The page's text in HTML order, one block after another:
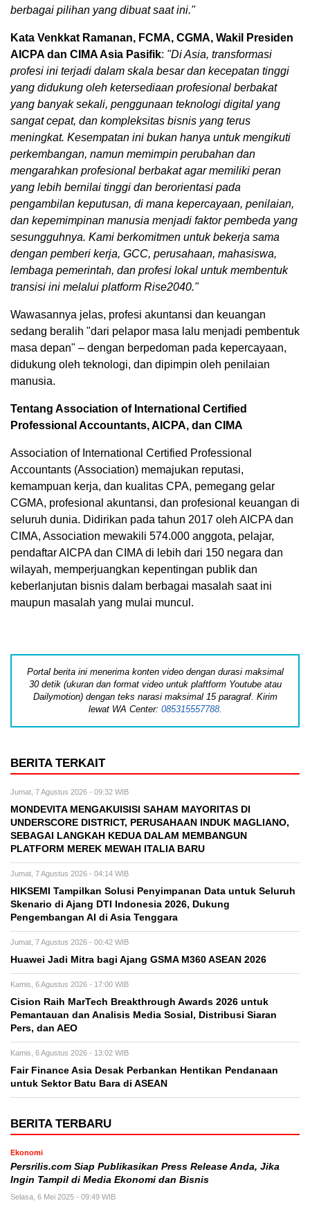
berbagai pilihan yang dibuat saat ini."
Kata Venkkat Ramanan, FCMA, CGMA, Wakil Presiden
AICPA dan CIMA Asia Pasifik: "Di Asia, transformasi
profesi ini terjadi dalam skala besar dan kecepatan tinggi
yang didukung oleh ketersediaan profesional berbakat
yang banyak sekali, penggunaan teknologi digital yang
sangat cepat, dan kompleksitas bisnis yang terus
meningkat. Kesempatan ini bukan hanya untuk mengikuti
perkembangan, namun memimpin perubahan dan
mengarahkan profesional berbakat agar memiliki peran
yang lebih bernilai tinggi dan berorientasi pada
pengambilan keputusan, di mana kepercayaan, penilaian,
dan kepemimpinan manusia menjadi faktor pembeda yang
sesungguhnya. Kami berkomitmen untuk bekerja sama
dengan pemberi kerja, GCC, perusahaan, mahasiswa,
lembaga pemerintah, dan profesi lokal untuk membentuk
transisi ini melalui platform Rise2040."
Wawasannya jelas, profesi akuntansi dan keuangan
sedang beralih "dari pelapor masa lalu menjadi pembentuk
masa depan" – dengan berpedoman pada kepercayaan,
didukung oleh teknologi, dan dipimpin oleh penilaian
manusia.
Tentang Association of International Certified
Professional Accountants, AICPA, dan CIMA
Association of International Certified Professional
Accountants (Association) memajukan reputasi,
kemampuan kerja, dan kualitas CPA, pemegang gelar
CGMA, profesional akuntansi, dan profesional keuangan di
seluruh dunia. Didirikan pada tahun 2017 oleh AICPA dan
CIMA, Association mewakili 574.000 anggota, pelajar,
pendaftar AICPA dan CIMA di lebih dari 150 negara dan
wilayah, memperjuangkan kepentingan publik dan
keberlanjutan bisnis dalam berbagai masalah saat ini
maupun masalah yang mulai muncul.
Portal berita ini menerima konten video dengan durasi maksimal
30 detik (ukuran dan format video untuk plaftform Youtube atau
Dailymotion) dengan teks narasi maksimal 15 paragraf. Kirim
lewat WA Center: 085315557788.
BERITA TERKAIT
Jumat, 7 Agustus 2026 - 09:32 WIB
MONDEVITA MENGAKUISISI SAHAM MAYORITAS DI
UNDERSCORE DISTRICT, PERUSAHAAN INDUK MAGLIANO,
SEBAGAI LANGKAH KEDUA DALAM MEMBANGUN
PLATFORM MEREK MEWAH ITALIA BARU
Jumat, 7 Agustus 2026 - 04:14 WIB
HIKSEMI Tampilkan Solusi Penyimpanan Data untuk Seluruh
Skenario di Ajang DTI Indonesia 2026, Dukung
Pengembangan AI di Asia Tenggara
Jumat, 7 Agustus 2026 - 00:42 WIB
Huawei Jadi Mitra bagi Ajang GSMA M360 ASEAN 2026
Kamis, 6 Agustus 2026 - 17:00 WIB
Cision Raih MarTech Breakthrough Awards 2026 untuk
Pemantauan dan Analisis Media Sosial, Distribusi Siaran
Pers, dan AEO
Kamis, 6 Agustus 2026 - 13:02 WIB
Fair Finance Asia Desak Perbankan Hentikan Pendanaan
untuk Sektor Batu Bara di ASEAN
BERITA TERBARU
Ekonomi
Persrilis.com Siap Publikasikan Press Release Anda, Jika
Ingin Tampil di Media Ekonomi dan Bisnis
Selasa, 6 Mei 2025 - 09:49 WIB